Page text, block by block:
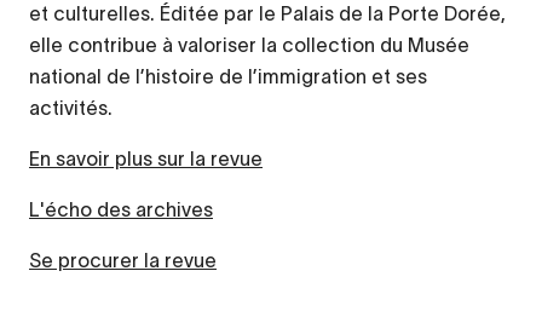
et culturelles. Éditée par le Palais de la Porte Dorée,
elle contribue à valoriser la collection du Musée
national de l’histoire de l’immigration et ses
activités.
En savoir plus sur la revue
L'écho des archives
Se procurer la revue